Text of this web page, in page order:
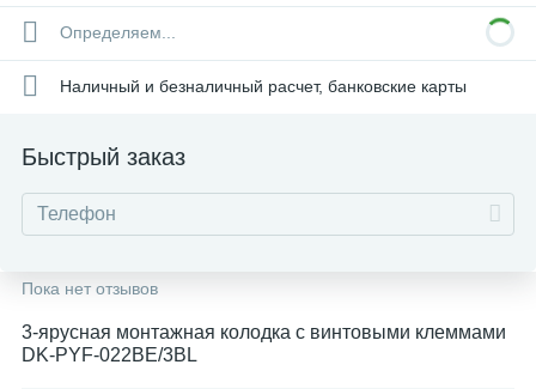
Определяем...
Наличный и безналичный расчет, банковские карты
Быстрый заказ
Пока нет отзывов
3-ярусная монтажная колодка с винтовыми клеммами
DK-PYF-022BE/3BL